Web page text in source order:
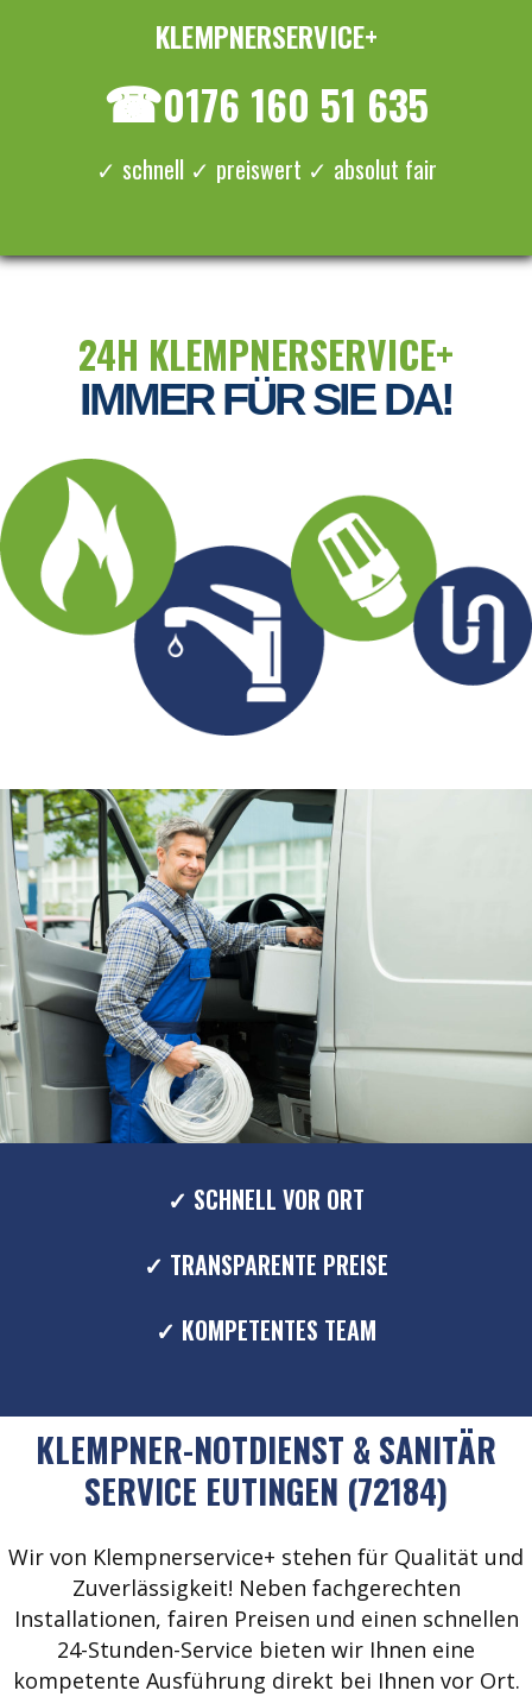
KLEMPNERSERVICE+
☎0176 160 51 635
✓ schnell ✓ preiswert ✓ absolut fair
24H KLEMPNERSERVICE+
IMMER FÜR SIE DA!
✓ SCHNELL VOR ORT
✓ TRANSPARENTE PREISE
✓ KOMPETENTES TEAM
KLEMPNER-NOTDIENST & SANITÄR
SERVICE EUTINGEN (72184)
Wir von Klempnerservice+ stehen für Qualität und
Zuverlässigkeit! Neben fachgerechten
Installationen, fairen Preisen und einen schnellen
24-Stunden-Service bieten wir Ihnen eine
kompetente Ausführung direkt bei Ihnen vor Ort.